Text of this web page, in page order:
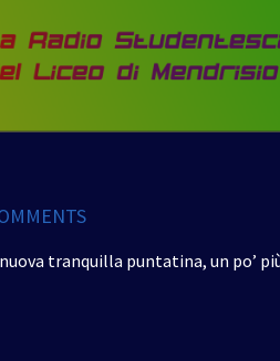
tranquilla puntatina, un po’